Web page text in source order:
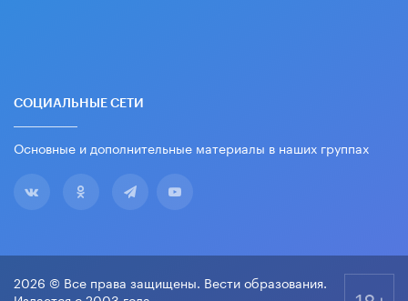
СОЦИАЛЬНЫЕ СЕТИ
Основные и дополнительные материалы в наших группах
2026 © Все права защищены. Вести образования.